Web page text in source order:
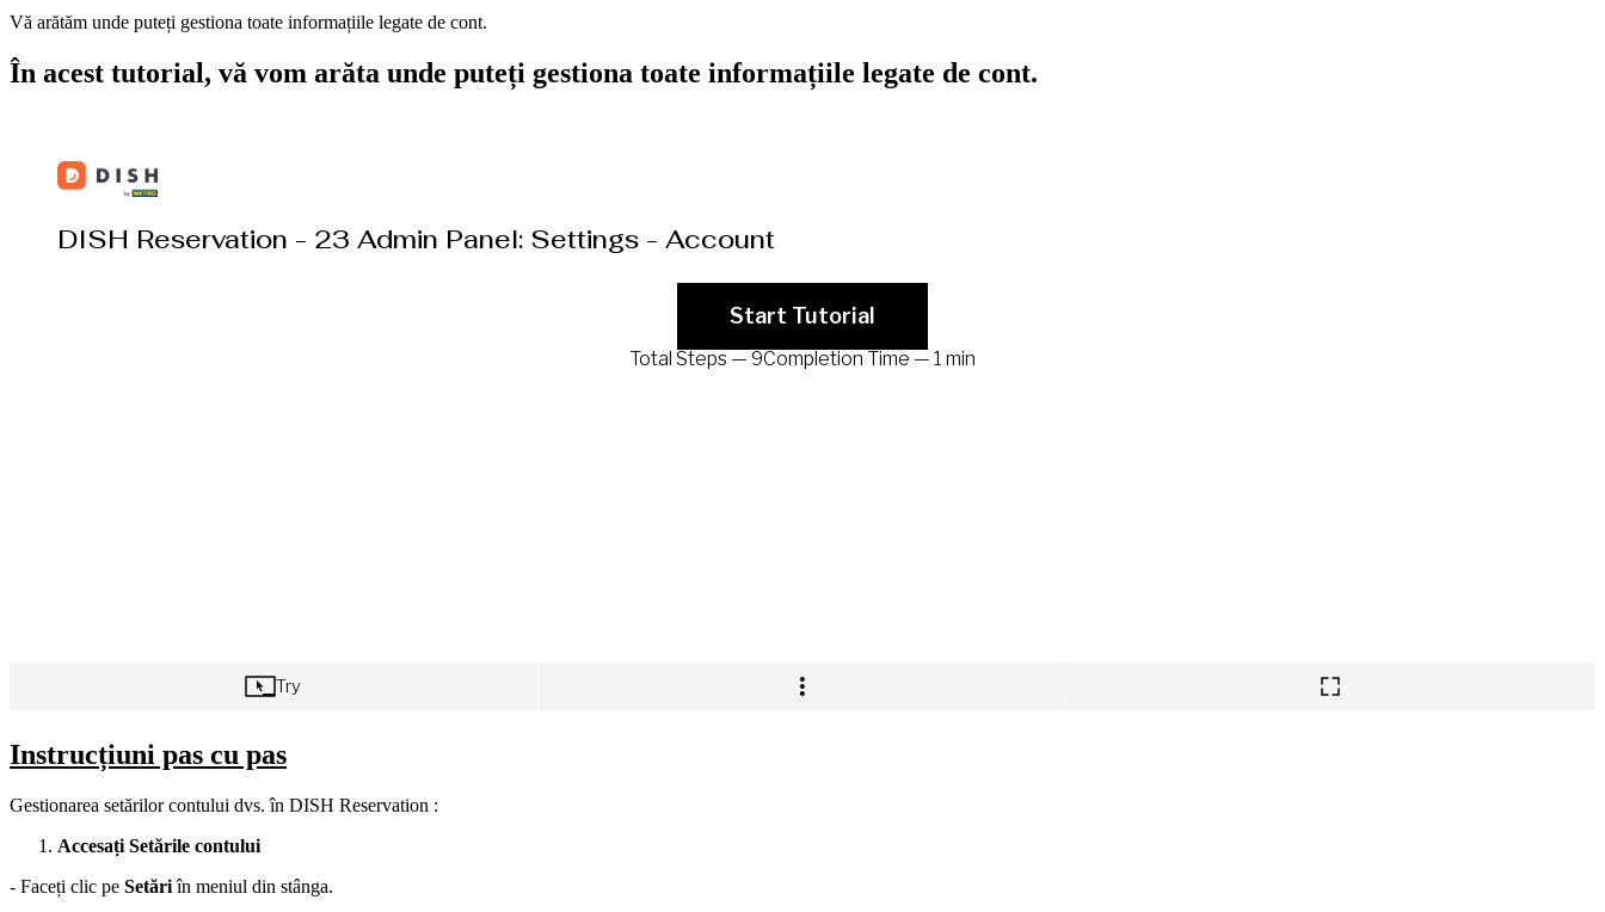
Vă arătăm unde puteți gestiona toate informațiile legate de cont.
În acest tutorial, vă vom arăta unde puteți gestiona toate informațiile legate de cont.
Instrucțiuni pas cu pas
Gestionarea setărilor contului dvs. în DISH Reservation :
Accesați Setările contului
- Faceți clic pe Setăriîn meniul din stânga.